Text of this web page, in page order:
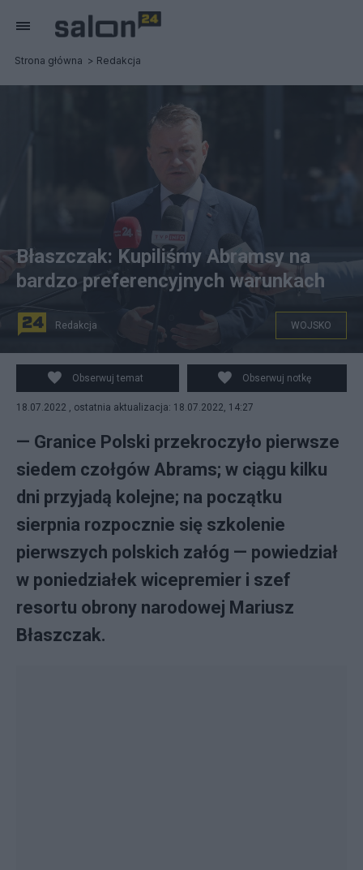
Strona główna Redakcja
Mariusz Błaszczak poinformował o przekroczeniu
granicy pierwszych czołgów Abrams. Niebawem ruszą
szkolenia "pancerniaków". (fot. PAP)
Błaszczak: Kupiliśmy Abramsy na
bardzo preferencyjnych warunkach
Redakcja WOJSKO
Obserwuj temat Obserwuj notkę
18.07.2022 , ostatnia aktualizacja: 18.07.2022, 14:27
— Granice Polski przekroczyło pierwsze
siedem czołgów Abrams; w ciągu kilku
dni przyjadą kolejne; na początku
sierpnia rozpocznie się szkolenie
pierwszych polskich załóg — powiedział
w poniedziałek wicepremier i szef
resortu obrony narodowej Mariusz
Błaszczak.